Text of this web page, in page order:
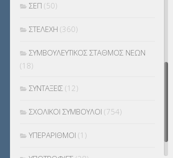
ΣΕΠ (50)
ΣΤΕΛΕΧΗ (360)
ΣΥΜΒΟΥΛΕΥΤΙΚΟΣ ΣΤΑΘΜΟΣ ΝΕΩΝ
(18)
ΣΥΝΤΑΞΕΙΣ (12)
ΣΧΟΛΙΚΟΙ ΣΥΜΒΟΥΛΟΙ (754)
ΥΠΕΡΑΡΙΘΜΟΙ (1)